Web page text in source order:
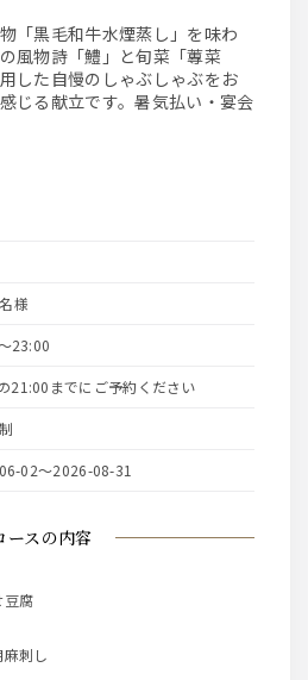
風物詩「鱧」と旬菜「蓴菜
した自慢のしゃぶしゃぶをお
じる献立です。暑気払い・宴会
コースの内容
腐
刺し
様
23:00
の21:00までにご予約ください
06-02〜2026-08-31